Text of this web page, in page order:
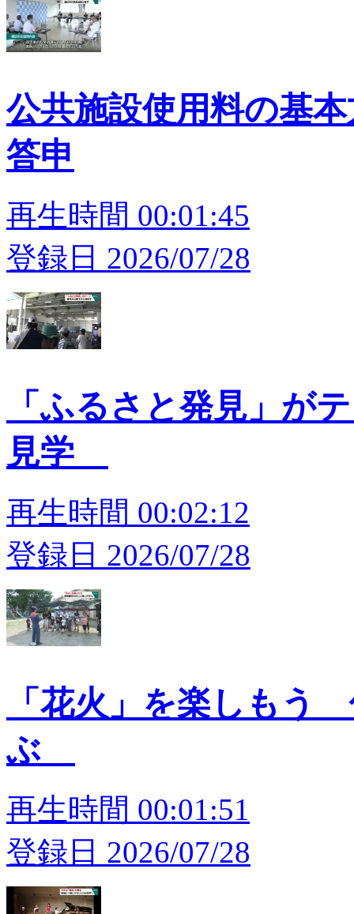
公共施設使用料の基
答申
再生時間 00:01:45
登録日 2026/07/28
「ふるさと発見」が
見学
再生時間 00:02:12
登録日 2026/07/28
「花火」を楽しもう
ぶ
再生時間 00:01:51
登録日 2026/07/28